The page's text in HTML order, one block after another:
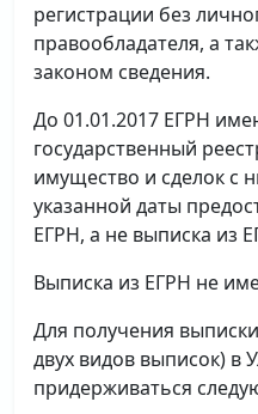
регистрации без
правообладателя, а
законом сведения.
До 01.01.2017 ЕГРН
государственный
имущество и сделок с
указанной даты
ЕГРН, а не выписка из
Выписка из ЕГРН не
Для получения
двух видов выписок) в
придерживаться